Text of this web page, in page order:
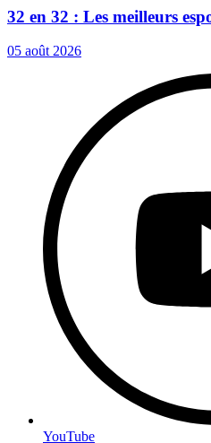
32 en 32 : Les meilleurs
05 août 2026
YouTube